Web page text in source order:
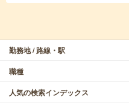
勤務地 / 路線・駅
職種
人気の検索インデックス